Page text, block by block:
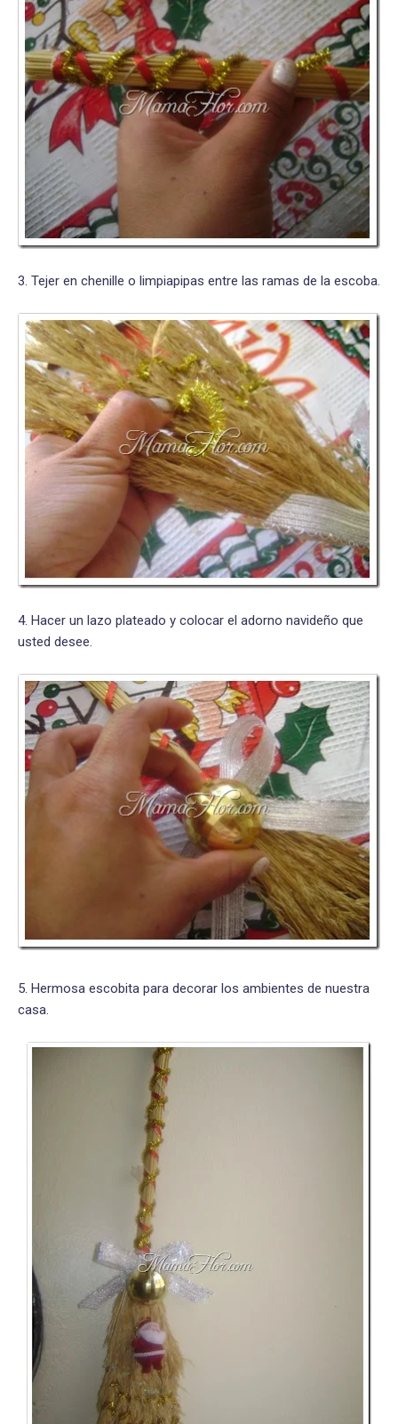
3. Tejer en chenille o limpiapipas entre las ramas de la escoba.
4. Hacer un lazo plateado y colocar el adorno navideño que
usted desee.
5. Hermosa escobita para decorar los ambientes de nuestra
casa.